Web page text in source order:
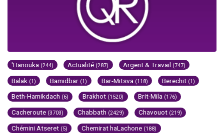
'Hanouka (244) Actualité (287) Argent & Travail (747)
Balak (1) Bamidbar (1) Bar-Mitsva (118) Berechit (1)
Beth-Hamikdach (6) Brakhot (1520) Brit-Mila (176)
Cacheroute (3703) Chabbath (2429) Chavouot (219)
Chémini Atseret (5) Chemirat haLachone (188)